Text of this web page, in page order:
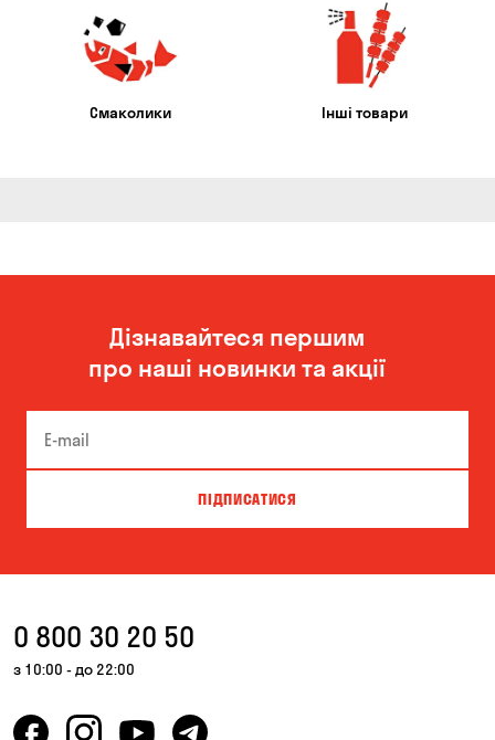
Смаколики Інші товари
Дізнавайтеся першим
про наші новинки та акції
ПІДПИСАТИСЯ
0 800 30 20 50
з 10:00 - до 22:00